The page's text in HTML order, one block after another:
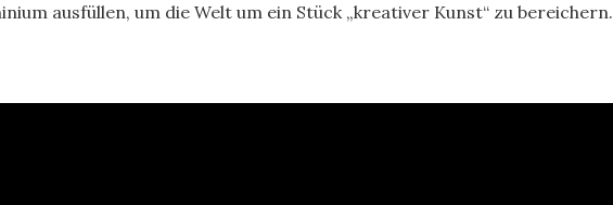
ausfüllen, um die Welt um ein Stück „kreativer Kunst“ zu bereichern.